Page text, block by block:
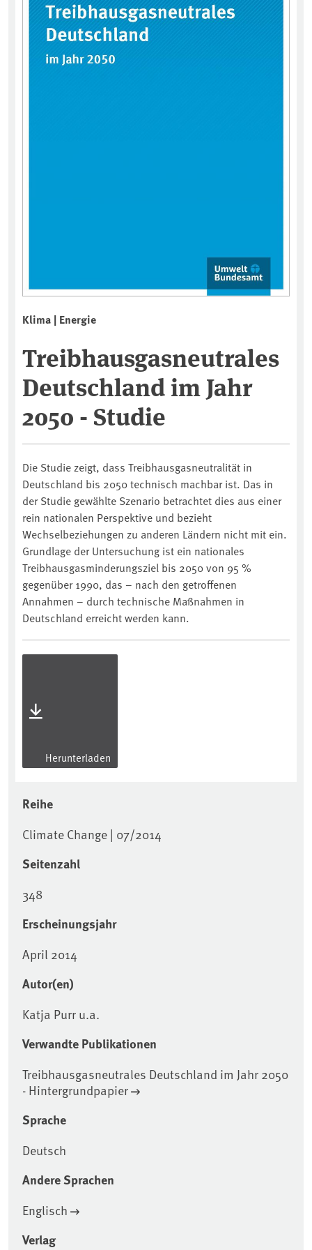
Klima | Energie
Treibhausgasneutrales
Deutschland im Jahr
2050 - Studie
Die Studie zeigt, dass Treibhausgasneutralität in
Deutschland bis 2050 technisch machbar ist. Das in
der Studie gewählte Szenario betrachtet dies aus einer
rein nationalen Perspektive und bezieht
Wechselbeziehungen zu anderen Ländern nicht mit ein.
Grundlage der Untersuchung ist ein nationales
Treibhausgasminderungsziel bis 2050 von 95 %
gegenüber 1990, das – nach den getroffenen
Annahmen – durch technische Maßnahmen in
Deutschland erreicht werden kann.
Herunterladen
Reihe
Climate Change | 07/2014
Seitenzahl
348
Erscheinungsjahr
April 2014
Autor(en)
Katja Purr u.a.
Verwandte Publikationen
Treibhausgasneutrales Deutschland im Jahr 2050
- Hintergrundpapier
Sprache
Deutsch
Andere Sprachen
Englisch
Verlag